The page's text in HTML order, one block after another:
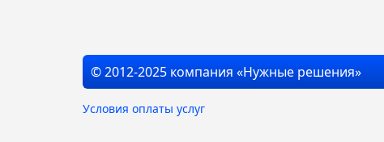
© 2012-2025 компания «Нужные решения»
Условия оплаты услуг